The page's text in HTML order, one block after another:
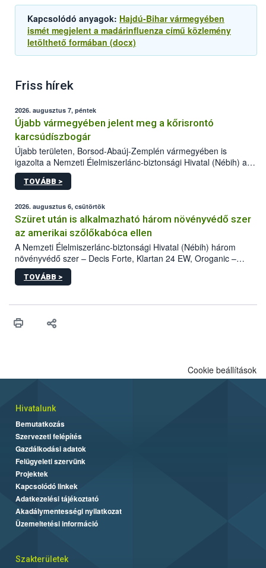
Kapcsolódó anyagok: Hajdú-Bihar vármegyében
ismét megjelent a madárinfluenza című közlemény
letölthető formában (docx)
Friss hírek
2026. augusztus 7, péntek
Újabb vármegyében jelent meg a kőrisrontó
karcsúdíszbogár
Újabb területen, Borsod-Abaúj-Zemplén vármegyében is
igazolta a Nemzeti Élelmiszerlánc-biztonsági Hivatal (Nébih) a
kőrisrontó karcsúdíszbogár (Agrilus planipennis) jelenlétét. A
kártevőt nem csak színcsapdában találták meg, de már fertőzött
az intenzív felderítést, emellett az intézkedéseket a szlovák
hatósággal is összehangolják a terjedés megállítása érdekében.
TOVÁBB >
2026. augusztus 6, csütörtök
Szüret után is alkalmazható három növényvédő szer
az amerikai szőlőkabóca ellen
A Nemzeti Élelmiszerlánc-biztonsági Hivatal (Nébih) három
növényvédő szer – Decis Forte, Klartan 24 EW, Oroganic –
engedélyokiratát módosította, így azok a szüretet követően,
egészen a vesszőérettség (BBCH 91) stádiumáig
érésű szőlőkben is legyen lehetőség a károsító elleni további
felhasználók számára is elérhető és ökológiai termesztésben is
TOVÁBB >
Cookie beállítások
Hivatalunk
Bemutatkozás
Szervezeti felépítés
Gazdálkodási adatok
Felügyeleti szervünk
Projektek
Kapcsolódó linkek
Adatkezelési tájékoztató
Akadálymentességi nyilatkozat
Üzemeltetési információ
Szakterületek